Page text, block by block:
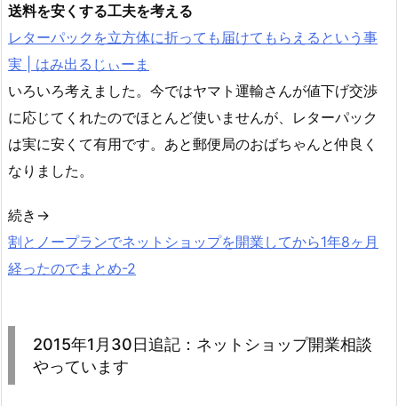
送料を安くする工夫を考える
レターパックを立方体に折っても届けてもらえるという事
実 | はみ出るじぃーま
いろいろ考えました。今ではヤマト運輸さんが値下げ交渉
に応じてくれたのでほとんど使いませんが、レターパック
は実に安くて有用です。あと郵便局のおばちゃんと仲良く
なりました。
続き→
割とノープランでネットショップを開業してから1年8ヶ月
経ったのでまとめ-2
2015年1月30日追記：ネットショップ開業相談
やっています